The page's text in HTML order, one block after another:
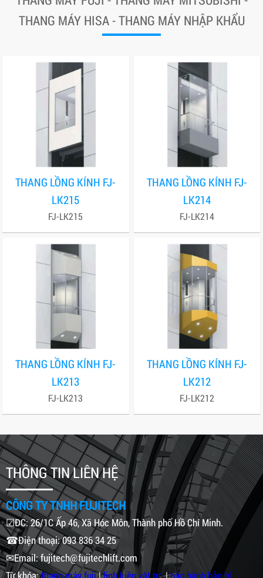
THANG MÁY HISA - THANG MÁY NHẬP KHẨU
THANG LỒNG KÍNH FJ-
LK215
FJ-LK215
THANG LỒNG KÍNH FJ-
LK214
FJ-LK214
THANG LỒNG KÍNH FJ-
LK213
FJ-LK213
THANG LỒNG KÍNH FJ-
LK212
FJ-LK212
THÔNG TIN LIÊN HỆ
CÔNG TY TNHH FUJITECH
☑ĐC: 26/1C Ấp 46, Xã Hóc Môn, Thành phố Hồ Chí Minh.
☎Điện thoại: 093 836 34 25
✉Email: fujitech@fujitechlift.com
Từ khóa:thang máy fuji|linh kiện vật tư|bảo hành bảo trì